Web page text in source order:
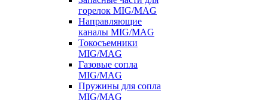
горелок MIG/MAG
Направляющие
каналы MIG/MAG
Токосъемники
MIG/MAG
Газовые сопла
MIG/MAG
Пружины для сопла
MIG/MAG